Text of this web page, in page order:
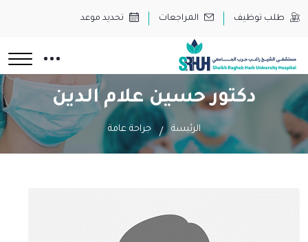
طلب توظيف المراجعات تحديد موعد
دكتور حسين علام الدين
الرئيسة جراحة عامة